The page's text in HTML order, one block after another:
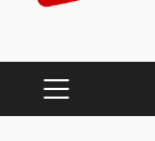
PRIMARY